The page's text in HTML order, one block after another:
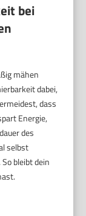
bei
mähen
dabei,
dass
Energie,
des
selbst
bleibt dein